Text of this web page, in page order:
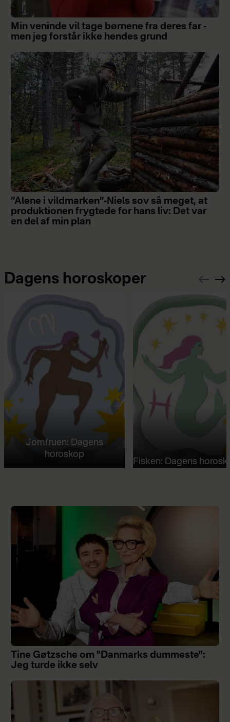
Min veninde vil tage børnene fra deres far -
men jeg forstår ikke hendes grund
”Alene i vildmarken”-Niels sov så meget, at
produktionen frygtede for hans liv: Det var
en del af min plan
Dagens horoskoper
Jomfruen: Dagens
horoskop
Fisken: Dagens
Tine Gøtzsche om "Danmarks dummeste":
Jeg turde ikke selv